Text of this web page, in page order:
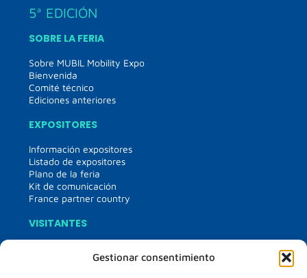
Gestionar consentimiento
5ª EDICIÓN
SOBRE LA FERIA
Sobre MUBIL Mobility Expo
Bienvenida
Comité técnico
Ediciones anteriores
EXPOSITORES
Información expositores
Listado de expositores
Plano de la feria
Kit de comunicación
France partner country
VISITANTES